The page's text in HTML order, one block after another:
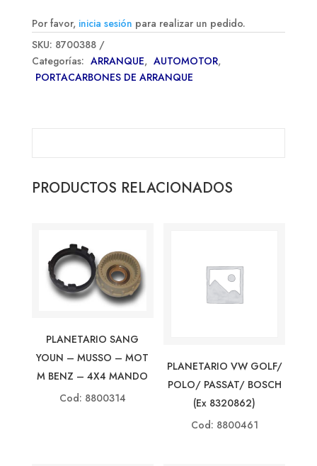
Por favor, inicia sesión para realizar un pedido.
SKU: 8700388
Categorías: ARRANQUE, AUTOMOTOR,
PORTACARBONES DE ARRANQUE
PRODUCTOS RELACIONADOS
PLANETARIO SANG
YOUN – MUSSO – MOT
M BENZ – 4X4 MANDO
Cod: 8800314
PLANETARIO VW GOLF/
POLO/ PASSAT/ BOSCH
(ex 8320862)
Cod: 8800461